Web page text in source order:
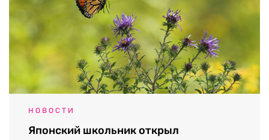
НОВОСТИ
Японский школьник открыл